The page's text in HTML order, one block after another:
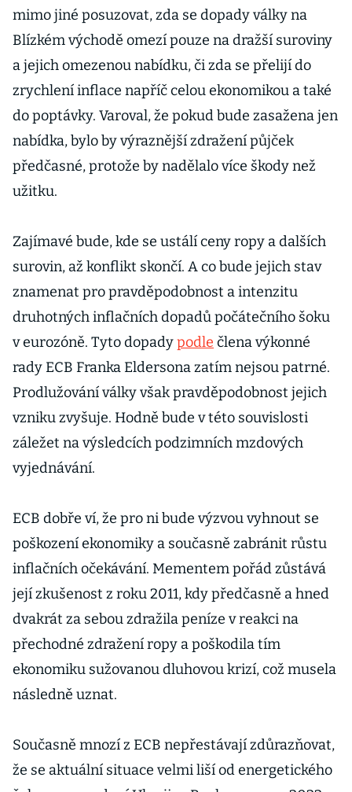
mimo jiné posuzovat, zda se dopady války na
Blízkém východě omezí pouze na dražší suroviny
a jejich omezenou nabídku, či zda se přelijí do
zrychlení inflace napříč celou ekonomikou a také
do poptávky. Varoval, že pokud bude zasažena jen
nabídka, bylo by výraznější zdražení půjček
předčasné, protože by nadělalo více škody než
užitku.
Zajímavé bude, kde se ustálí ceny ropy a dalších
surovin, až konflikt skončí. A co bude jejich stav
znamenat pro pravděpodobnost a intenzitu
druhotných inflačních dopadů počátečního šoku
v eurozóně. Tyto dopadypodle člena výkonné
rady ECB Franka Eldersona zatím nejsou patrné.
Prodlužování války však pravděpodobnost jejich
vzniku zvyšuje. Hodně bude v této souvislosti
záležet na výsledcích podzimních mzdových
vyjednávání.
ECB dobře ví, že pro ni bude výzvou vyhnout se
poškození ekonomiky a současně zabránit růstu
inflačních očekávání. Mementem pořád zůstává
její zkušenost z roku 2011, kdy předčasně a hned
dvakrát za sebou zdražila peníze v reakci na
přechodné zdražení ropy a poškodila tím
ekonomiku sužovanou dluhovou krizí, což musela
následně uznat.
Současně mnozí z ECB nepřestávají zdůrazňovat,
že se aktuální situace velmi liší od energetického